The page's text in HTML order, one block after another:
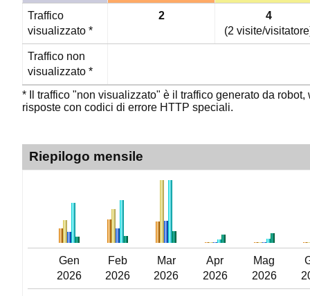
Traffico
visualizzato *
2
4
(2 visite/
Traffico non
visualizzato *
* Il traffico "non visualizzato" è il traffico generato da robot,
risposte con codici di errore HTTP speciali.
Riepilogo mensile
Gen
2026
Feb
2026
Mar
2026
Apr
2026
Mag
2026